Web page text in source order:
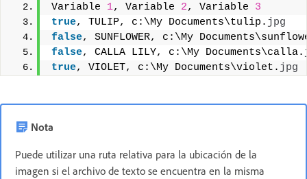
Variable 1, Variable 2, Variable 3
true, TULIP, c:\My Documents\tulip. jpg
false, SUNFLOWER, c:\My
false, CALLA LILY, c:\My Documents\calla.
true, VIOLET, c:\My Documents\violet. jpg
Nota
Puede utilizar una ruta relativa para la ubicación de la
imagen si el archivo de texto se encuentra en la misma